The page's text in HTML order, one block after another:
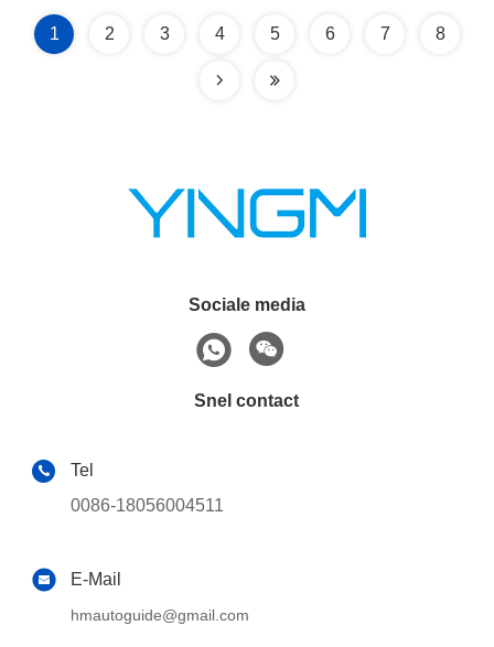
1 2 3 4 5 6 7 8
Sociale media
Snel contact
Tel
0086-18056004511
E-Mail
hmautoguide@gmail.com